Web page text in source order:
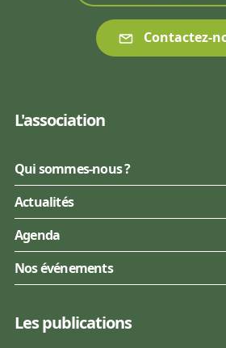
Contactez-
L'association
Qui sommes-nous ?
Actualités
Agenda
Nos événements
Les publications